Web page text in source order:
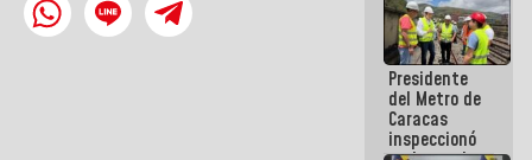
Figuera y
acuerdan
primer
encuentro
presencial
para el
diálogo
Presidente
del Metro de
Caracas
inspeccionó